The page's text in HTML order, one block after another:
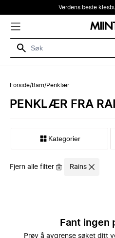
Verdens beste
Forside/Barn/Penklær
PENKLÆR FRA
Kategorier
Fjern alle filter Rains
Fant ingen
Prøv å avgrense søket ditt